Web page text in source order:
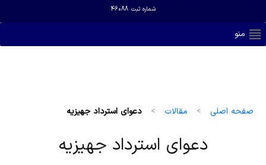
شماره ثبت 46088
منو
صفحه اصلی > مقالات > دعوای استرداد جهیزیه
دعوای استرداد جهیزیه